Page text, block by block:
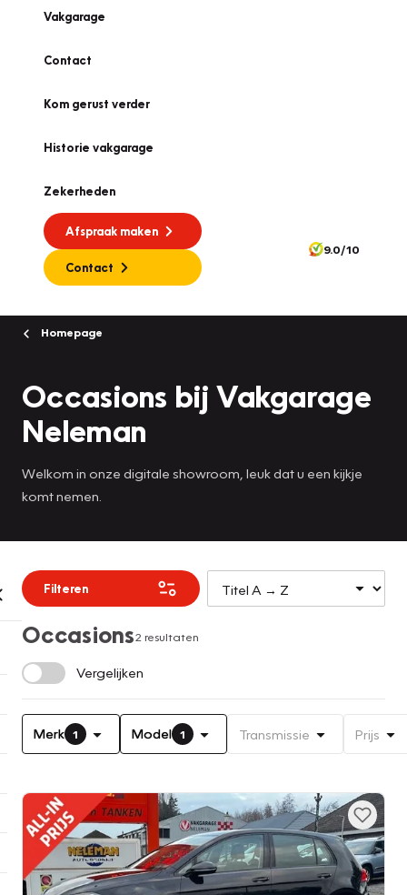
Vakgarage
Contact
Kom gerust verder
Historie vakgarage
Zekerheden
Afspraak maken
Contact
9.0/10
Homepage
Occasions bij Vakgarage
Neleman
Welkom in onze digitale showroom, leuk dat u een kijkje
komt nemen.
Filteren
Occasions2 resultaten
Vergelijken
Merk 1 Model 1 Transmissie Prijs